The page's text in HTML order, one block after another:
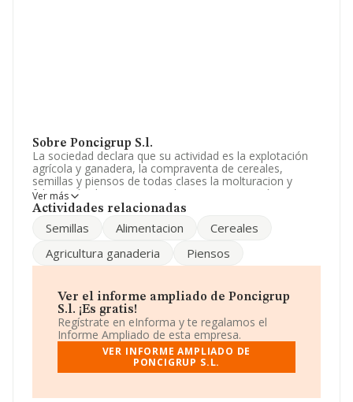
Sobre Poncigrup S.l.
La sociedad declara que su actividad es la explotación
agrícola y ganadera, la compraventa de cereales,
semillas y piensos de todas clases la molturacion y
fabricación de piensos simples y compuestos la
compraventa, transformacion y envasado de toda clase
Mercantil como Sociedad Limitada. Tiene CNAE: 0141 -
leche'. La compañía no tiene actividad en mercados
exteriores.
El número de empleados ha crecido y teniendo en
cuenta la información disponible en INFORMA, ha
dispuesto de un número de empleados por debajo de la
media de sector.
Dentro del ranking de empresas elaborado por
INFORMA, atendiendo a los niveles de facturación de la
el ranking sectorial escalando 12 puestos, pasando del
Ver más
Actividades relacionadas
Semillas Alimentacion
Cereales
Agricultura ganaderia
Piensos
Ver el informe ampliado de Poncigrup
S.l. ¡Es gratis!
Regístrate en eInforma y te regalamos el
Informe Ampliado de esta empresa.
VER INFORME AMPLIADO DE
PONCIGRUP S.L.